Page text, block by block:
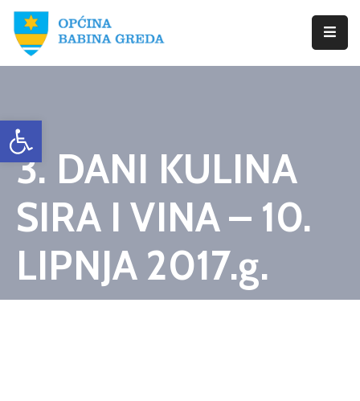
Open toolbar
Početna
Greda
Istražite
Novosti
Dokumenti
3. DANI KULINA
SIRA I VINA – 10.
LIPNJA 2017.g.